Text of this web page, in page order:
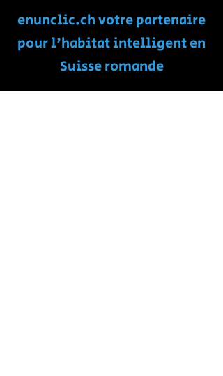
enunclic.ch votre partenaire
pour l'habitat intelligent en
Suisse romande